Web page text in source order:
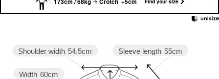
Sleeve length 55cm
Width 60cm
Shoulder width 54.5cm